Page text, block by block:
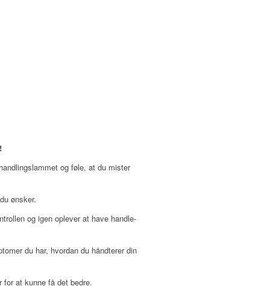
og føle, at du mister
ønsker.
og igen oplever at have handle-
du har, hvordan du håndterer din
at kunne få det bedre.